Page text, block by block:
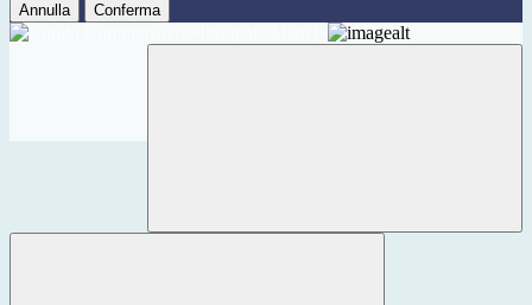
Annulla Conferma